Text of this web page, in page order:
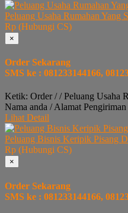
Peluang Usaha Rumahan Yang
Rp (Hubungi CS)
×
Order Sekarang
SMS ke : 081233144166,
Ketik: Order / / Peluang Usaha
Nama anda / Alamat Pengiriman
Lihat Detail
Peluang Bisnis Keripik Pisang
Rp (Hubungi CS)
×
Order Sekarang
SMS ke : 081233144166,